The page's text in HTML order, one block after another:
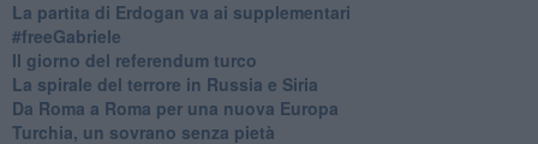
La partita di Erdogan va ai supplementari
#freeGabriele
Il giorno del referendum turco
La spirale del terrore in Russia e Siria
Da Roma a Roma per una nuova Europa
Turchia, un sovrano senza pietà